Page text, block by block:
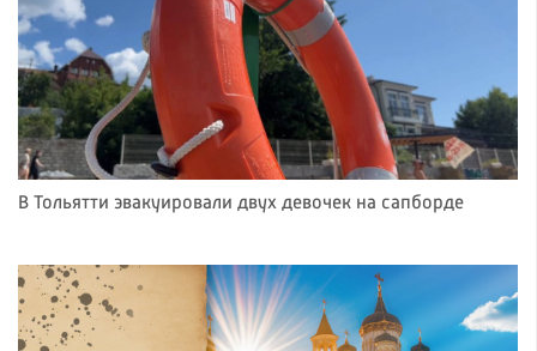
В Тольятти эвакуировали двух девочек на сапборде